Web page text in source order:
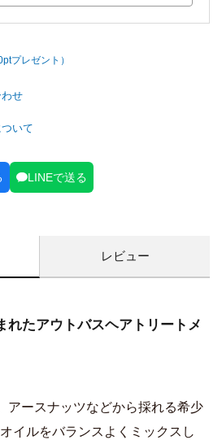
せ
いて
LINEで送る
レビュー
れたアウトバスヘアトリートメ
アースナッツなどから採れる希少
イルをバランスよくミックスし